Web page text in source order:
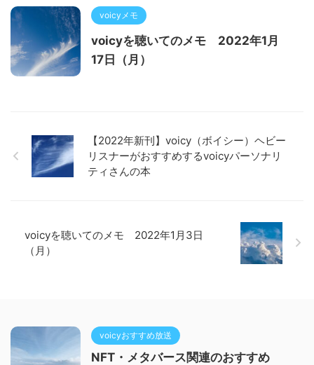
voicyメモ
voicyを聴いてのメモ 2022年1月
17日（月）
【2022年新刊】voicy（ボイシー）ヘビー
リスナーがおすすめするvoicyパーソナリ
ティさんの本
voicyを聴いてのメモ 2022年1月3日
（月）
voicyおすすめ放送
NFT・メタバース関連のおすすめ